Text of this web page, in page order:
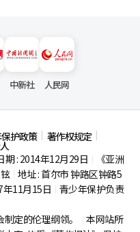
中新社 人民网
护政策 著作权规定
期 : 2014年12月29日
《亚洲
地址 : 首尔市钟路区钟路5
年11月15日
青少年保护负责
定的伦理纲领。
本网站所